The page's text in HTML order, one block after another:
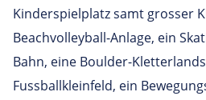
Kinderspielplatz samt grosser
Beachvolleyball-Anlage, ein
Bahn, eine Boulder-
Fussballkleinfeld, ein